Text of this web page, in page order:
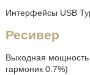
Интерфейсы USB
Ресивер
Выходная
гармоник 0.7%)